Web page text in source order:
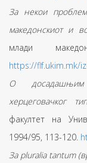
За некои
македонскиот и
млади
https://flf.ukim.mk/
О досадашњим
херцеговачког
факултет на
1994/95, 113-120.
За pluralia tantum